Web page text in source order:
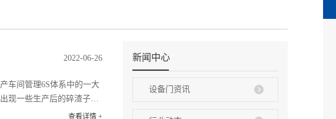
新闻中心
设备门资讯
2022-06-26
车间管理6S体系中的一大
现一些生产后的碎渣子、
查看详情 +